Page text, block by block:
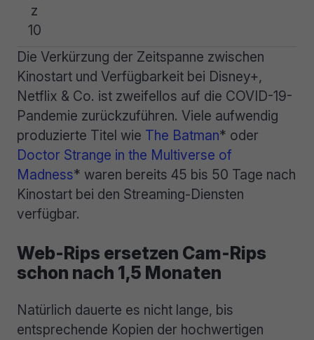
z
10
Die Verkürzung der Zeitspanne zwischen
Kinostart und Verfügbarkeit bei Disney+,
Netflix & Co. ist zweifellos auf die COVID-19-
Pandemie zurückzuführen. Viele aufwendig
produzierte Titel wie The Batman* oder
Doctor Strange in the Multiverse of
Madness* waren bereits 45 bis 50 Tage nach
Kinostart bei den Streaming-Diensten
verfügbar.
Web-Rips ersetzen Cam-Rips
schon nach 1,5 Monaten
Natürlich dauerte es nicht lange, bis
entsprechende Kopien der hochwertigen